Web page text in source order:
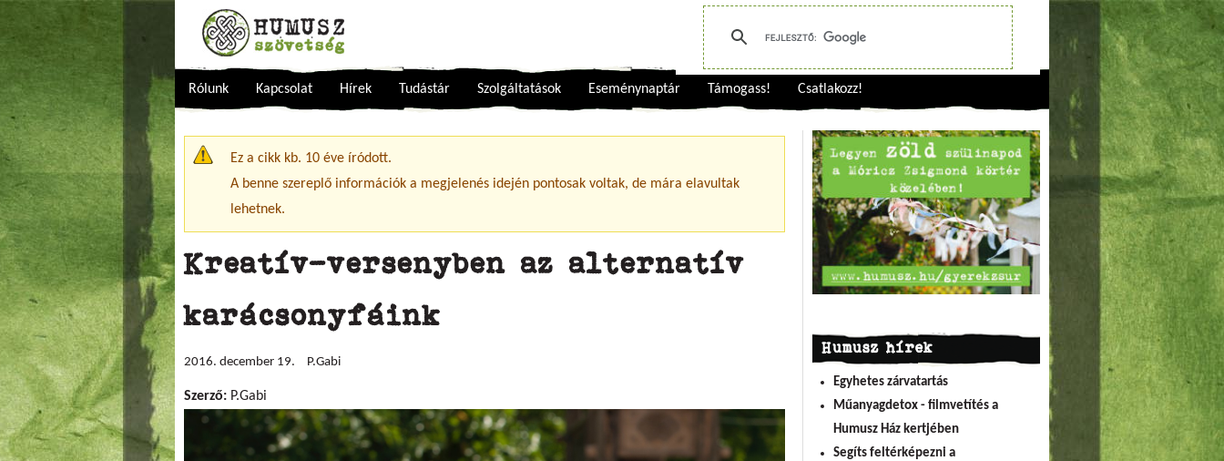
Rólunk Kapcsolat Hírek Tudástár Szolgáltatások Eseménynaptár Támogass! Csatlakozz!
Figyelmeztető üzenet
Ez a cikk kb. 10 éve íródott.
A benne szereplő információk a megjelenés idején pontosak voltak, de mára elavultak
lehetnek.
Kreatív-versenyben az alternatív
karácsonyfáink
2016. december 19. P.Gabi
Szerző: P.Gabi
Humusz hírek
Egyhetes zárvatartás
Műanyagdetox - filmvetítés a
Humusz Ház kertjében
Segíts feltérképezni a